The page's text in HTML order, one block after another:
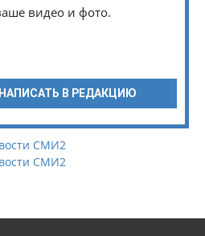
видео и фото.
НАПИСАТЬ В РЕДАКЦИЮ
СМИ2
СМИ2